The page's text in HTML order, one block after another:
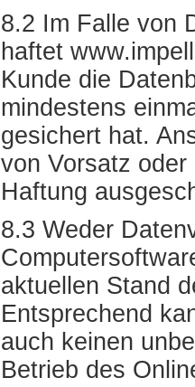
8.2 Im Falle von
haftet
Kunde die
mindestens
gesichert hat.
von Vorsatz
Haftung
8.3 Weder
aktuellen Stand
Entsprechend
auch keinen
Betrieb des